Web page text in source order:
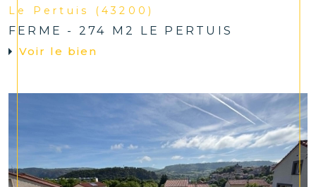
Le Pertuis (43200)
FERME - 274 M2 LE PERTUIS
Voir le bien